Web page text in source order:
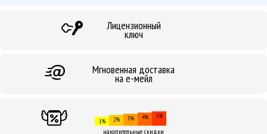
Лицензионный
ключ
Мгновенная доставка
на е-мейл
1% 2% 3% 4% 5%
накопительные скидки